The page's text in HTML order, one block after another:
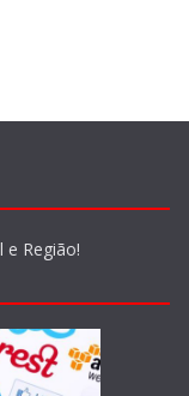
Região!